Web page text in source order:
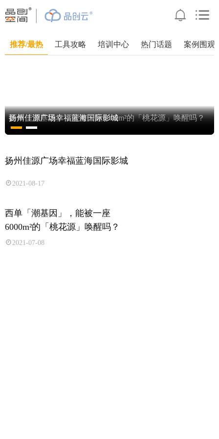
推荐/最热 工具攻略 培训中心 热门话题 案例围观
西单「潮基因」，能被一座6000m²的「桃花源」唤醒吗？
扬州佳源广场幸福蓝海国际影城
西单「潮基因」，能被一座6000m²的「桃花源」唤醒吗？
扬州佳源广场幸福蓝海国际影城
扬州佳源广场幸福蓝海国际影城
2021-08-17
西单「潮基因」，能被一座
6000m²的「桃花源」唤醒吗？
2021-07-08